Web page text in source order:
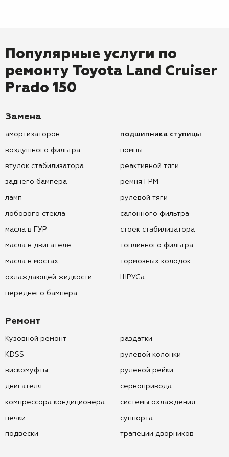
Популярные услуги по
ремонту Toyota Land Cruiser
Prado 150
Замена
амортизаторов
воздушного фильтра
втулок стабилизатора
заднего бампера
ламп
лобового стекла
масла в ГУР
масла в двигателе
масла в мостах
охлаждающей жидкости
переднего бампера
подшипника ступицы
помпы
реактивной тяги
ремня ГРМ
рулевой тяги
салонного фильтра
стоек стабилизатора
топливного фильтра
тормозных колодок
ШРУСа
Ремонт
Кузовной ремонт
KDSS
вискомуфты
двигателя
компрессора кондиционера
печки
подвески
раздатки
рулевой колонки
рулевой рейки
сервопривода
системы охлаждения
суппорта
трапеции дворников